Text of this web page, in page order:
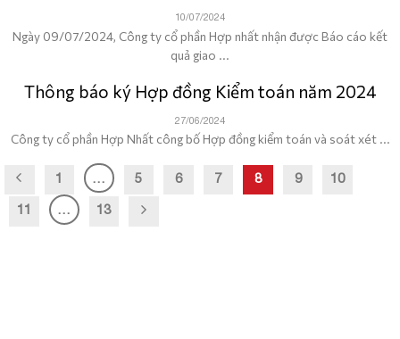
10/07/2024
Ngày 09/07/2024, Công ty cổ phần Hợp nhất nhận được Báo cáo kết
quả giao ...
Thông báo ký Hợp đồng Kiểm toán năm 2024
27/06/2024
Công ty cổ phần Hợp Nhất công bố Hợp đồng kiểm toán và soát xét ...
1 … 5 6 7 8 9 10
11 … 13